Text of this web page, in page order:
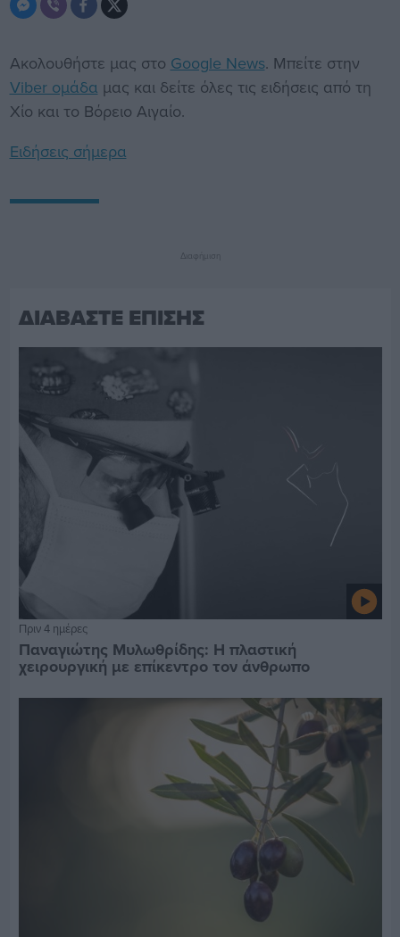
Ακολουθήστε μας στο Google News. Μπείτε στην
Viber ομάδα μας και δείτε όλες τις ειδήσεις από τη
Χίο και το Βόρειο Αιγαίο.
Ειδήσεις σήμερα
Διαφήμιση
ΔΙΑΒΑΣΤΕ ΕΠΙΣΗΣ
Πριν 4 ημέρες
Παναγιώτης Μυλωθρίδης: Η πλαστική
χειρουργική με επίκεντρο τον άνθρωπο